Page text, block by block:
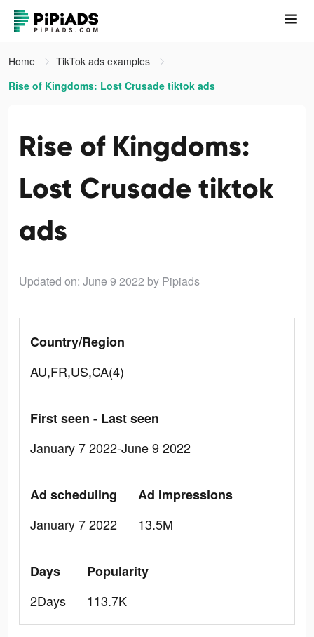
Home
TikTok ads examples
Rise of Kingdoms: Lost Crusade tiktok ads
Rise of Kingdoms:
Lost Crusade tiktok
ads
Updated on: June 9 2022 by Pipiads
Country/Region
AU,FR,US,CA(4)
First seen - Last seen
January 7 2022-June 9 2022
Ad scheduling
January 7 2022
Ad Impressions
13.5M
Days
2Days
Popularity
113.7K